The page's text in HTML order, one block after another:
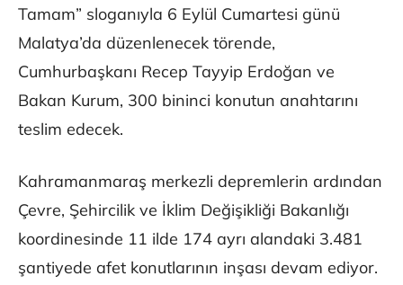
Tamam” sloganıyla 6 Eylül Cumartesi günü
Malatya’da düzenlenecek törende,
Cumhurbaşkanı Recep Tayyip Erdoğan ve
Bakan Kurum, 300 bininci konutun anahtarını
teslim edecek.
Kahramanmaraş merkezli depremlerin ardından
Çevre, Şehircilik ve İklim Değişikliği Bakanlığı
koordinesinde 11 ilde 174 ayrı alandaki 3.481
şantiyede afet konutlarının inşası devam ediyor.